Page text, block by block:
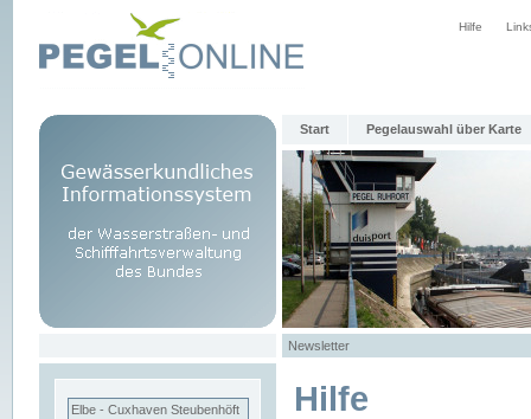
Hilfe
Start Pegelauswahl über Karte
Newsletter
Elbe - Cuxhaven Steubenhöft Hilfe